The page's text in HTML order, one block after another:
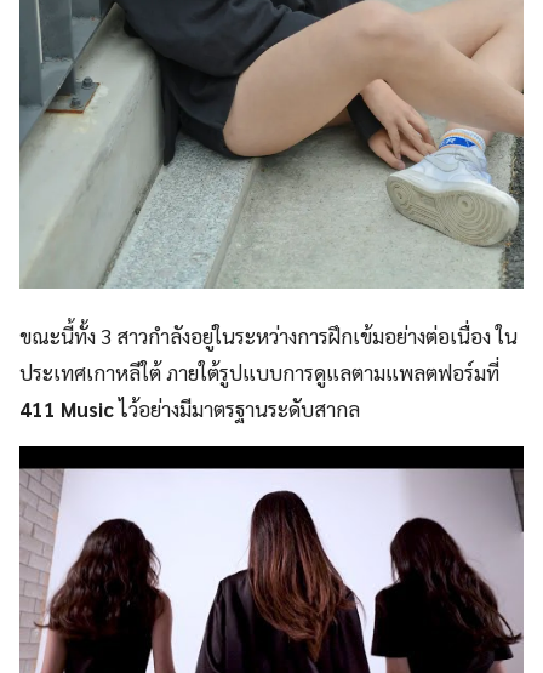
ขณะนี้ทั้ง 3 สาวกำลังอยู่ในระหว่างการฝึกเข้มอย่างต่อเนื่อง ใน
ประเทศเกาหลีใต้ ภายใต้รูปแบบการดูแลตามแพลตฟอร์มที่
411 Musicไว้อย่างมีมาตรฐานระดับสากล